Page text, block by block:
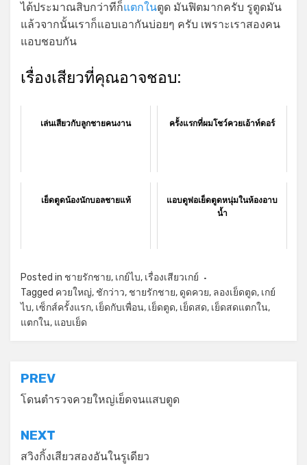
ได้ประมาณสิบกว่าทีก็แตกในตูด มันฟิตมากครับ รูตูดมัน
แล้วจากนั้นเราก็แอบเอากันบ่อยๆ ครับ เพราะเราสองคน
แอบชอบกัน
เรื่องเสียวที่คุณอาจชอบ:
เล่นเสียวกับลูกชายคนงาน ครั้งแรกที่ผมโชว์ควยเอ้าท์ดอร์
เย็ดตูดน้องนักบอลชายแท้
แอบดูพ่อเย็ดตูดหนุ่มในห้องอาบ
น้ำ
Posted in ชายรักชาย, เกย์ไบ, เรื่องเสียวเกย์
Tagged ควยใหญ่, ชักว่าว, ชายรักชาย, ดูดควย, ลองเย็ดตูด, เกย์
ไบ, เซ็กส์ครั้งแรก, เย็ดกับเพื่อน, เย็ดตูด, เย็ดสด, เย็ดสดแตกใน,
แตกใน, แอบเย็ด
แนะแนว
เรื่อง
PREV
โดนตำรวจควยใหญ่เย็ดจนแสบตูด
NEXT
สวิงกิ้งเสียวสองอันในรูเดียว